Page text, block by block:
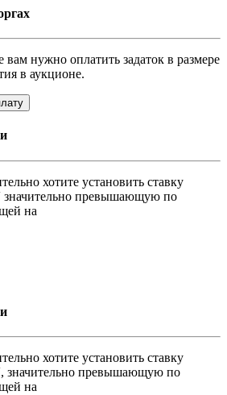
вам нужно оплатить задаток в размере
в аукционе.
хотите установить ставку
значительно превышающую по
на
хотите установить ставку
, значительно превышающую по
на